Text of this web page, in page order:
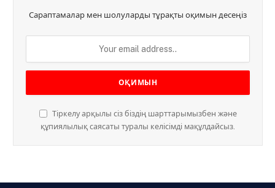
Сараптамалар мен шолуларды тұрақты оқимын десеңіз
Тіркелу арқылы сіз біздің шарттарымызбен және
құпиялылық саясаты туралы келісімді мақұлдайсыз.